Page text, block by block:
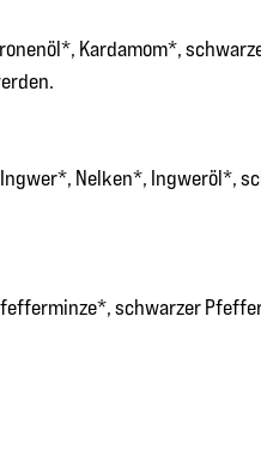
Kardamom*,
Nelken*, Ingweröl*,
schwarzer